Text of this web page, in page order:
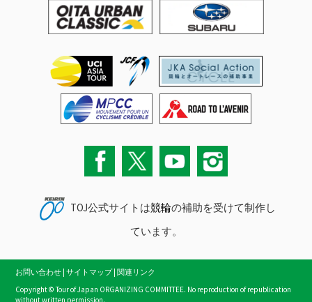
TOJ公式サイトは競輪の補助を受けて制作し
ています。
お問い合わせ | サイトマップ| 関連リンク
Copyright © Tour of Japan ORGANIZING COMMITTEE. No reproduction of republication